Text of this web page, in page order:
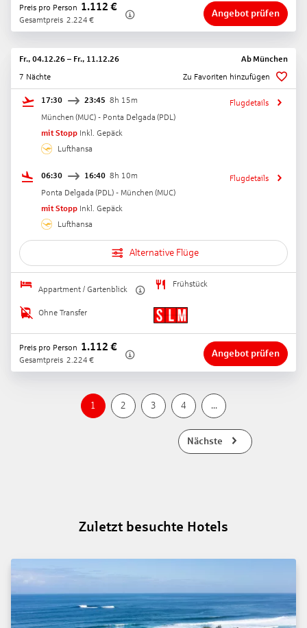
Preis pro Person 1.112 €
Gesamtpreis 2.224 €
Angebot prüfen
Fr., 04.12.26 – Fr., 11.12.26 Ab München
7 Nächte
Zu Favoriten hinzufügen
17:30 23:45 8h 15m
München (MUC) - Ponta Delgada (PDL)
mit Stopp Inkl. Gepäck
Lufthansa
Flugdetails
06:30 16:40 8h 10m
Ponta Delgada (PDL) - München (MUC)
mit Stopp Inkl. Gepäck
Lufthansa
Flugdetails
Alternative Flüge
Appartment / Gartenblick
Frühstück
Ohne Transfer
Preis pro Person 1.112 €
Gesamtpreis 2.224 €
Angebot prüfen
1 2 3 4 ...
Nächste
Zuletzt besuchte Hotels